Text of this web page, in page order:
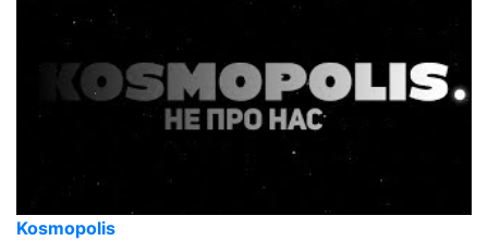
Kosmopolis